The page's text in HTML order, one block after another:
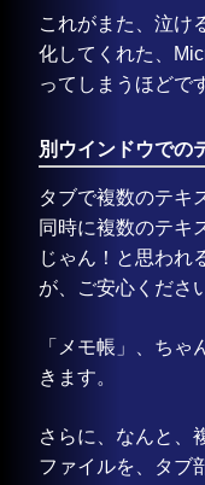
これがまた、泣け
化してくれた、
ってしまうほどで
別ウインドウでの
タブで複数のテキ
同時に複数のテキ
じゃん！と思われ
が、ご安心くださ
「メモ帳」、ち
きます。
さらに、なんと、
ファイルを、タブ